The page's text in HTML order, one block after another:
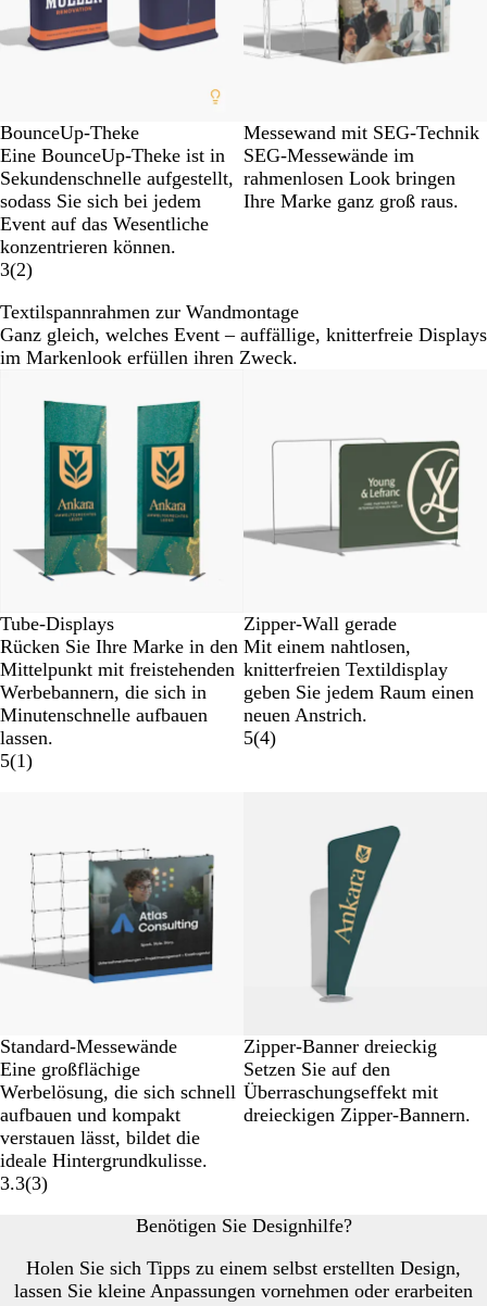
BounceUp-Theke
Eine BounceUp-Theke ist in
Sekundenschnelle aufgestellt,
sodass Sie sich bei jedem
Event auf das Wesentliche
konzentrieren können.
3(2)
Messewand mit SEG-Technik
SEG-Messewände im
rahmenlosen Look bringen
Ihre Marke ganz groß raus.
Textilspannrahmen zur Wandmontage
Ganz gleich, welches Event – auffällige, knitterfreie Displays
im Markenlook erfüllen ihren Zweck.
Tube-Displays
Rücken Sie Ihre Marke in den
Mittelpunkt mit freistehenden
Werbebannern, die sich in
Minutenschnelle aufbauen
lassen.
5(1)
Zipper-Wall gerade
Mit einem nahtlosen,
knitterfreien Textildisplay
geben Sie jedem Raum einen
neuen Anstrich.
5(4)
Standard-Messewände
Eine großflächige
Werbelösung, die sich schnell
aufbauen und kompakt
verstauen lässt, bildet die
ideale Hintergrundkulisse.
3.3(3)
Zipper-Banner dreieckig
Setzen Sie auf den
Überraschungseffekt mit
dreieckigen Zipper-Bannern.
Benötigen Sie Designhilfe?
Holen Sie sich Tipps zu einem selbst erstellten Design,
lassen Sie kleine Anpassungen vornehmen oder erarbeiten